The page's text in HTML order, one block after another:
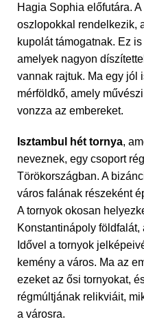
Hagia Sophia előfutára.
oszlopokkal rendelkezik,
kupolát támogatnak. Ez
amelyek nagyon
vannak rajtuk. Ma egy jól
mérföldkő, amely
vonzza az embereket.
Isztambul hét tornya,
neveznek, egy csoport
Törökországban. A
város falának részeként
A tornyok okosan
Konstantinápoly
Idővel a tornyok
kemény a város. Ma az
ezeket az ősi tornyokat,
régmúltjának relikviáit,
a városra.